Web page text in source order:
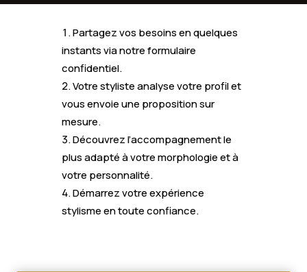
Partagez vos besoins en quelques
instants via notre formulaire
confidentiel.
Votre styliste analyse votre profil et
vous envoie une proposition sur
mesure.
Découvrez l’accompagnement le
plus adapté à votre morphologie et à
votre personnalité.
Démarrez votre expérience
stylisme en toute confiance.